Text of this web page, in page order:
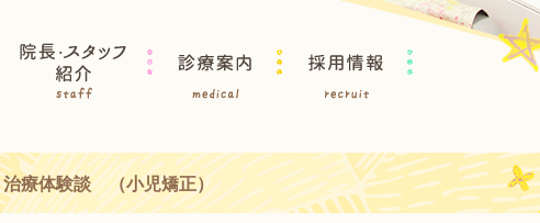
治療体験談 （小児矯正）